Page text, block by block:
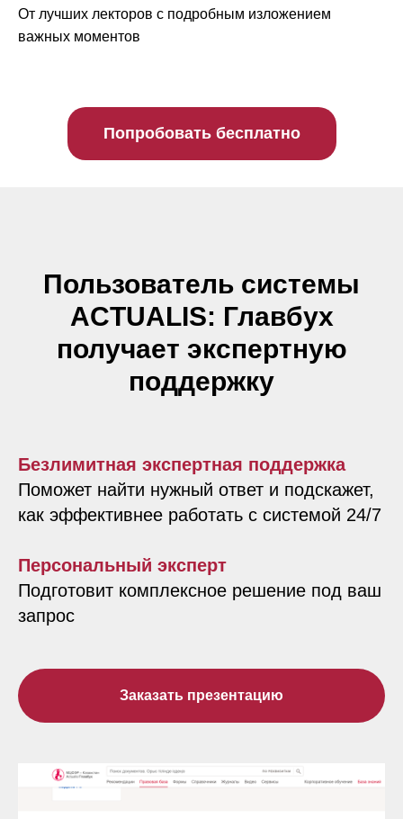
От лучших лекторов с подробным изложением
важных моментов
Попробовать бесплатно
Пользователь системы
ACTUALIS: Главбух
получает экспертную
поддержку
Безлимитная экспертная поддержка
Поможет найти нужный ответ и подскажет,
как эффективнее работать с системой 24/7
Персональный эксперт
Подготовит комплексное решение под ваш
запрос
Заказать презентацию